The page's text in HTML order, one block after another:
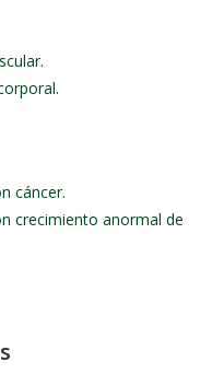
cáncer.
crecimiento anormal de